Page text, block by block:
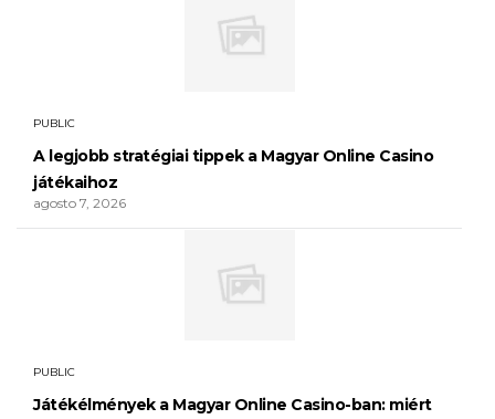
PUBLIC
A legjobb stratégiai tippek a Magyar Online Casino
játékaihoz
agosto 7, 2026
PUBLIC
Játékélmények a Magyar Online Casino-ban: miért